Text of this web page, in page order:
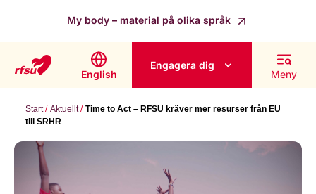
My body – material på olika språk
English
Engagera dig
Meny
Start Aktuellt
Time to Act – RFSU kräver mer resurser från EU
till SRHR